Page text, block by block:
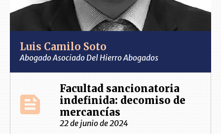
Luis Camilo Soto
Abogado Asociado Del Hierro Abogados
Facultad sancionatoria
indefinida: decomiso de
mercancías
22 de junio de 2024